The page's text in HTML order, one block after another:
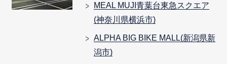
MEAL MUJI青葉台東急スクエア
(神奈川県横浜市)
ALPHA BIG BIKE MALL(新潟県新
潟市)